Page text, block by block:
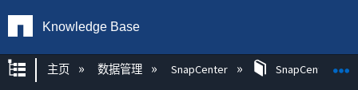
Knowledge Base
扩展/隐缩全局层次
主页 数据管理 SnapCenter SnapCenter知